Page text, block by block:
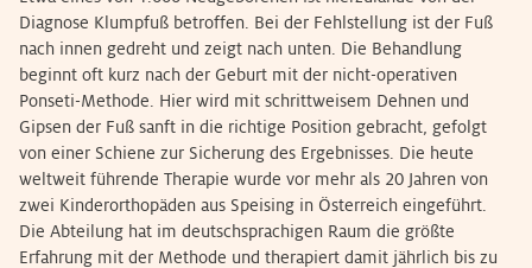
Diagnose Klumpfuß betroffen. Bei der Fehlstellung ist der Fuß
nach innen gedreht und zeigt nach unten. Die Behandlung
beginnt oft kurz nach der Geburt mit der nicht-operativen
Ponseti-Methode. Hier wird mit schrittweisem Dehnen und
Gipsen der Fuß sanft in die richtige Position gebracht, gefolgt
von einer Schiene zur Sicherung des Ergebnisses. Die heute
weltweit führende Therapie wurde vor mehr als 20 Jahren von
zwei Kinderorthopäden aus Speising in Österreich eingeführt.
Die Abteilung hat im deutschsprachigen Raum die größte
Erfahrung mit der Methode und therapiert damit jährlich bis zu